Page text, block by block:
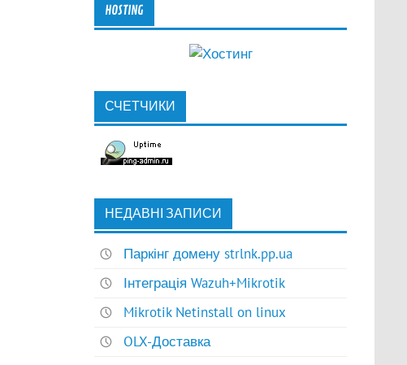
HOSTING
СЧЕТЧИКИ
НЕДАВНІ ЗАПИСИ
Паркінг домену strlnk.pp.ua
Інтеграція Wazuh+Mikrotik
Mikrotik Netinstall on linux
OLX-Доставка